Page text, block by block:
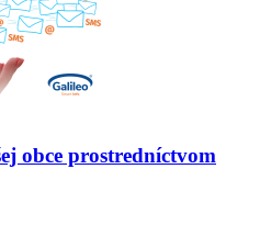
obce prostredníctvom